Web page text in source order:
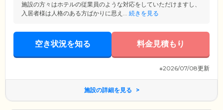
施設の方々はホテルの従業員のような対応をしていただけますし、
入居者様は人格のある方ばかりに思え... 続きを見る
空き状況を知る 料金見積もり
※2026/07/08更新
施設の詳細を見る